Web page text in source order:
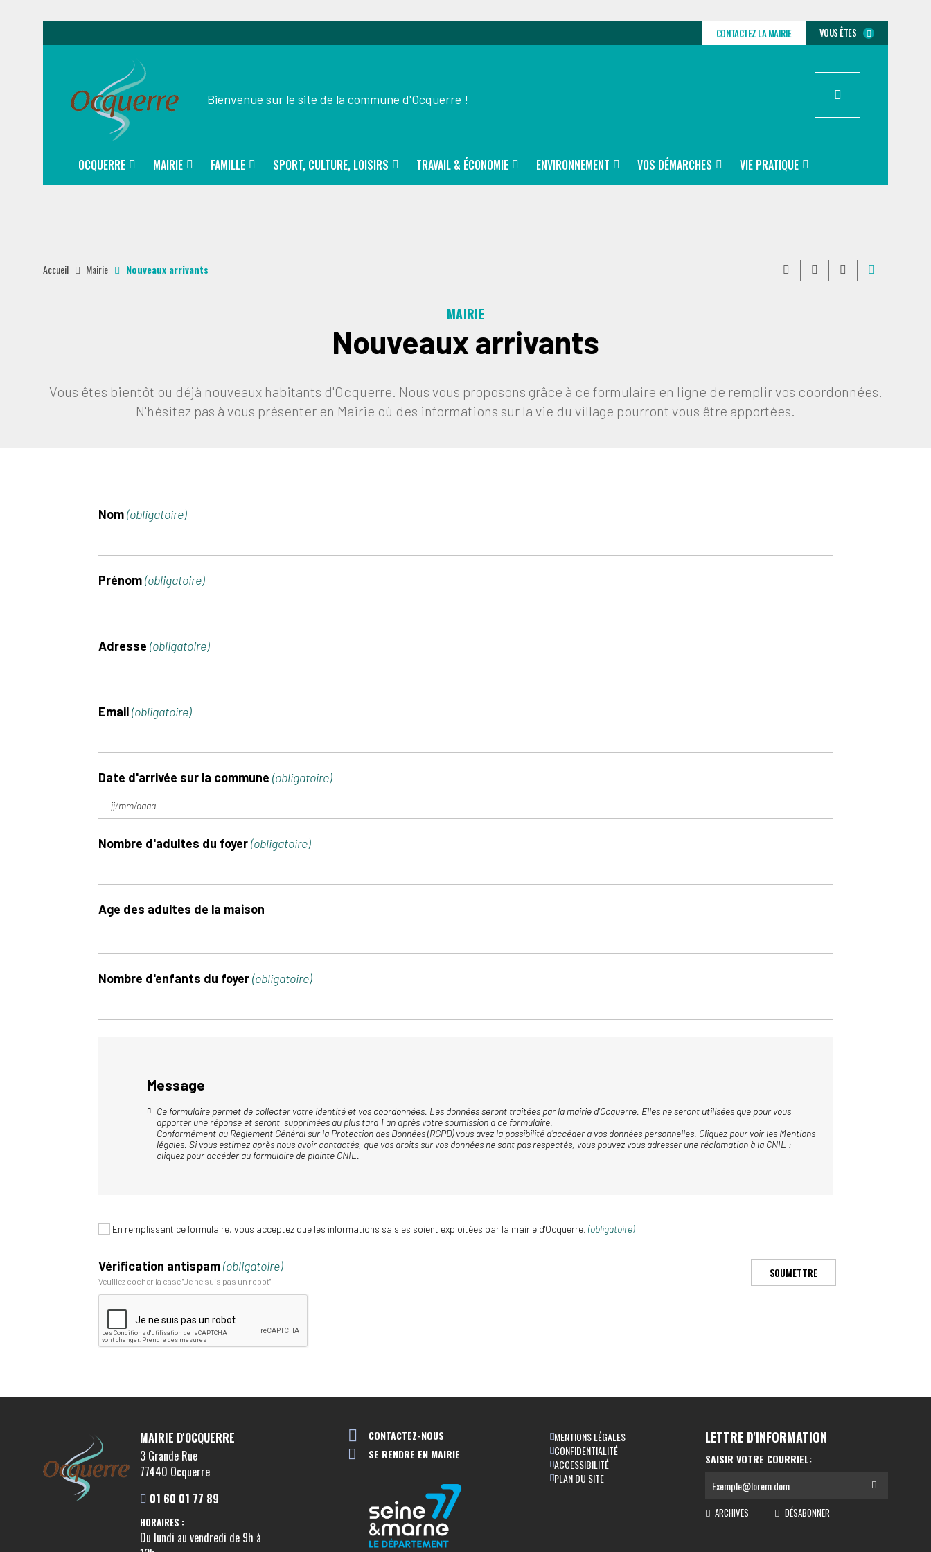
CONTACTEZ LA MAIRIE VOUS ÊTES
Bienvenue sur le site de la commune d'Ocquerre !
OCQUERRE MAIRIE FAMILLE SPORT, CULTURE, LOISIRS TRAVAIL & ÉCONOMIE ENVIRONNEMENT VOS DÉMARCHES VIE PRATIQUE
Accueil Mairie Nouveaux arrivants
MAIRIE
Nouveaux arrivants
Vous êtes bientôt ou déjà nouveaux habitants d'Ocquerre. Nous vous proposons grâce à ce formulaire en ligne de remplir vos coordonnées.
N'hésitez pas à vous présenter en Mairie où des informations sur la vie du village pourront vous être apportées.
Nom(obligatoire)
Prénom(obligatoire)
Adresse (obligatoire)
Email(obligatoire)
Date d'arrivée sur la commune (obligatoire)
Nombre d'adultes du foyer(obligatoire)
Age des adultes de la maison
Nombre d'enfants du foyer(obligatoire)
Message
Ce formulaire permet de collecter votre identité et vos coordonnées. Les données seront traitées par la mairie d'Ocquerre. Elles ne seront utilisées que pour vous
apporter une réponse et seront supprimées au plus tard 1 an après votre soumission à ce formulaire.
Conformément au Règlement Général sur la Protection des Données (RGPD) vous avez la possibilité d’accéder à vos données personnelles. Cliquez pour voir les Mentions
légales. Si vous estimez après nous avoir contactés, que vos droits sur vos données ne sont pas respectés, vous pouvez vous adresser une réclamation à la CNIL :
cliquez pour accéder au formulaire de plainte CNIL.
En remplissant ce formulaire, vous acceptez que les informations saisies soient exploitées par la mairie d'Ocquerre. (obligatoire)
Vérification antispam(obligatoire)
Veuillez cocher la case "Je ne suis pas un robot"
SOUMETTRE
MAIRIE D'OCQUERRE
3 Grande Rue
77440 Ocquerre
01 60 01 77 89
HORAIRES :
Du lundi au vendredi de 9h à
CONTACTEZ-NOUS
SE RENDRE EN MAIRIE
MENTIONS LÉGALES
CONFIDENTIALITÉ
ACCESSIBILITÉ
PLAN DU SITE
LETTRE D'INFORMATION
SAISIR VOTRE COURRIEL:
ARCHIVES DÉSABONNER